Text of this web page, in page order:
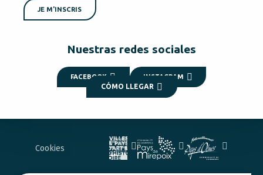
JE M'INSCRIS
Nuestras redes sociales
FACEBOOK INSTAGRAM
CÓMO LLEGAR
Cookies